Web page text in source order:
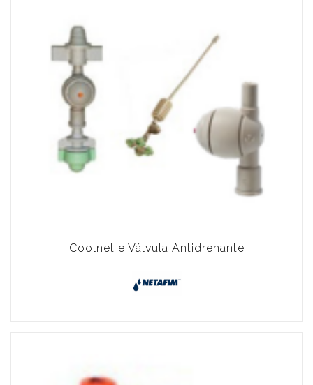
Coolnet e Válvula Antidrenante